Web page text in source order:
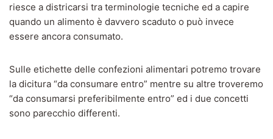
riesce a districarsi tra terminologie tecniche ed a capire
quando un alimento è davvero scaduto o può invece
essere ancora consumato.
Sulle etichette delle confezioni alimentari potremo trovare
la dicitura “da consumare entro” mentre su altre troveremo
“da consumarsi preferibilmente entro” ed i due concetti
sono parecchio differenti.